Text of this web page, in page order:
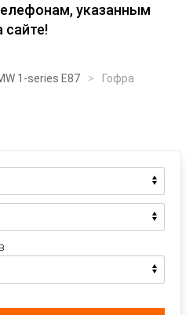
указанным
сайте!
1-series E87
Гофра